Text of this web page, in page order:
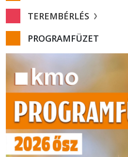
TEREMBÉRLÉS
PROGRAMFÜZET